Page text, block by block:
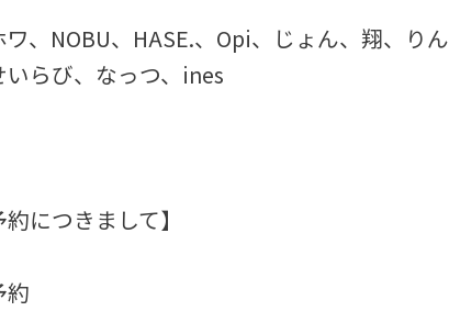
ワ、NOBU、HASE.、Opi、じょん、翔、りん
いらび、なっつ、ines
約につきまして】
約